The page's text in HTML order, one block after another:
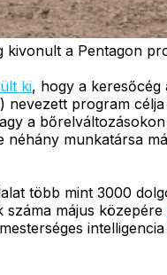
kivonult a Pentagon
ki, hogy a
nevezett program
a
néhány munkatársa
több mint 3000
száma május közepére